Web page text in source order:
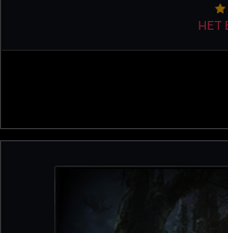
НЕТ